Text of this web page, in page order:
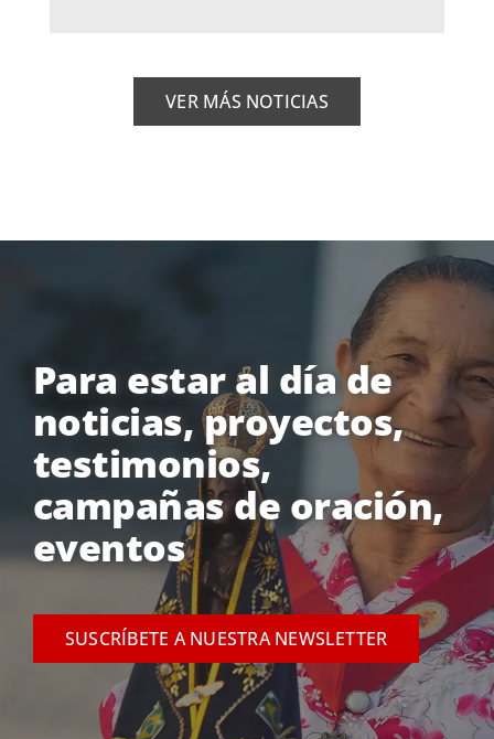
VER MÁS NOTICIAS
Para estar al día de
noticias, proyectos,
testimonios,
campañas de oración,
eventos
SUSCRÍBETE A NUESTRA NEWSLETTER